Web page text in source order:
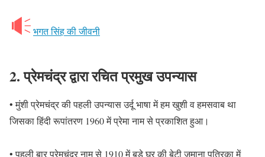
भगत सिंह की जीवनी
2. प्रेमचंद्र द्वारा रचित प्रमुख उपन्यास
• मुंशी प्रेमचंद्र की पहली उपन्यास उर्दू भाषा में हम खुशी व हमसवाब था
जिसका हिंदी रूपांतरण 1960 में प्रेमा नाम से प्रकाशित हुआ।
• पहली बार प्रेमचंद्र नाम से 1910 में बड़े घर की बेटी जमाना पत्रिका में